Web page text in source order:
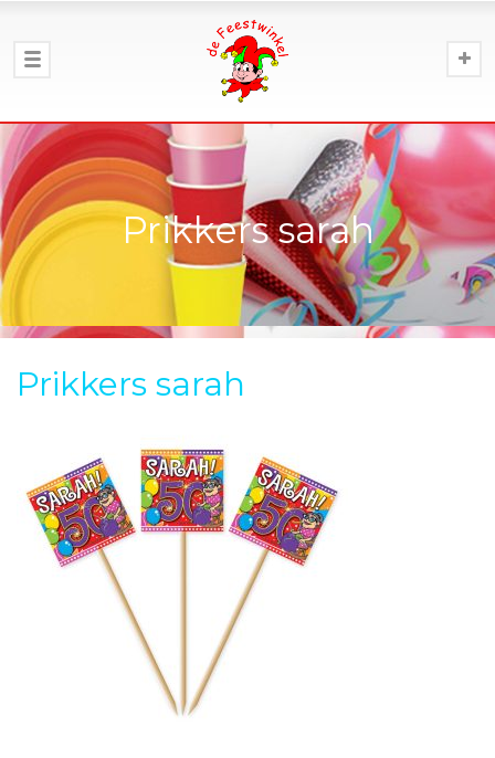
Prikkers sarah
Prikkers sarah